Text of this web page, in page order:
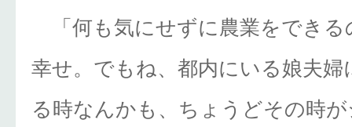
「何も気にせずに農業をできる
幸せ。でもね、都内にいる娘夫婦
る時なんかも、ちょうどその時